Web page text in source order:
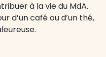
à la vie du MdA.
d’un café ou d’un thé,